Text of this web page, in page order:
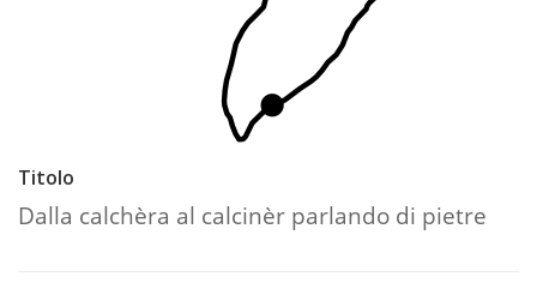
Titolo
Dalla calchèra al calcinèr parlando di pietre